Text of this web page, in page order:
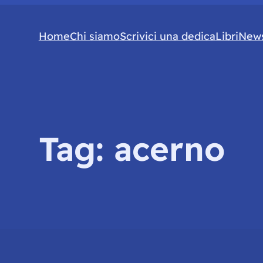
HomeChi siamoScrivici una dedicaLibri
Tag: acerno